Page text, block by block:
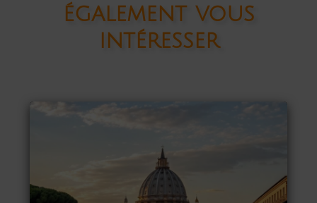
également vous
intéresser